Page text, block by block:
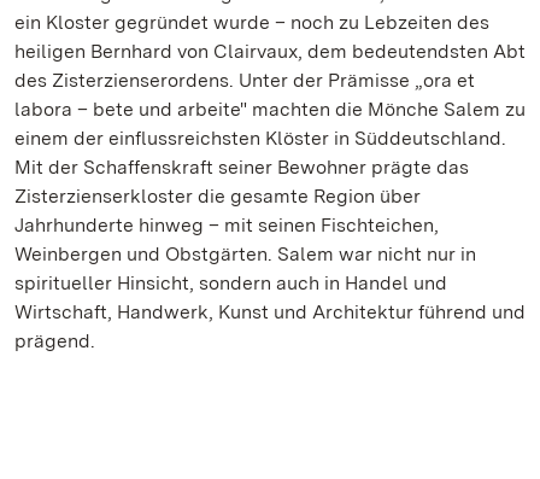
ein Kloster gegründet wurde – noch zu Lebzeiten des
heiligen Bernhard von Clairvaux, dem bedeutendsten Abt
des Zisterzienserordens. Unter der Prämisse „ora et
labora – bete und arbeite" machten die Mönche Salem zu
einem der einflussreichsten Klöster in Süddeutschland.
Mit der Schaffenskraft seiner Bewohner prägte das
Zisterzienserkloster die gesamte Region über
Jahrhunderte hinweg – mit seinen Fischteichen,
Weinbergen und Obstgärten. Salem war nicht nur in
spiritueller Hinsicht, sondern auch in Handel und
Wirtschaft, Handwerk, Kunst und Architektur führend und
prägend.